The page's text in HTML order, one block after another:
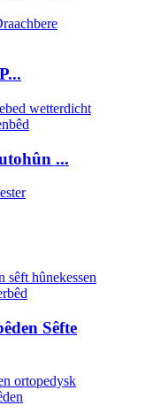
...
Sêfte